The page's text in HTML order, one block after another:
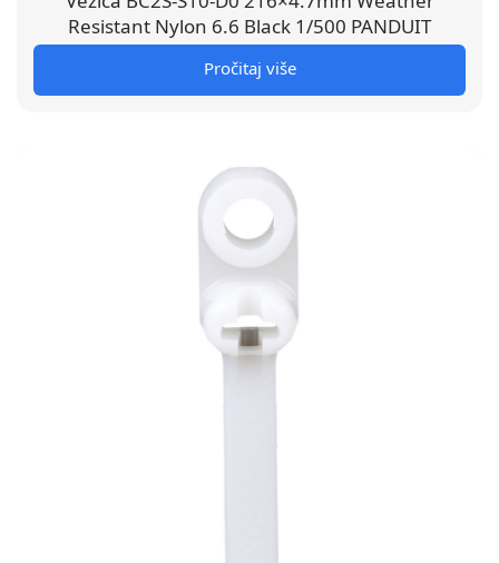
Resistant Nylon 6.6 Black 1/500 PANDUIT
Pročitaj više